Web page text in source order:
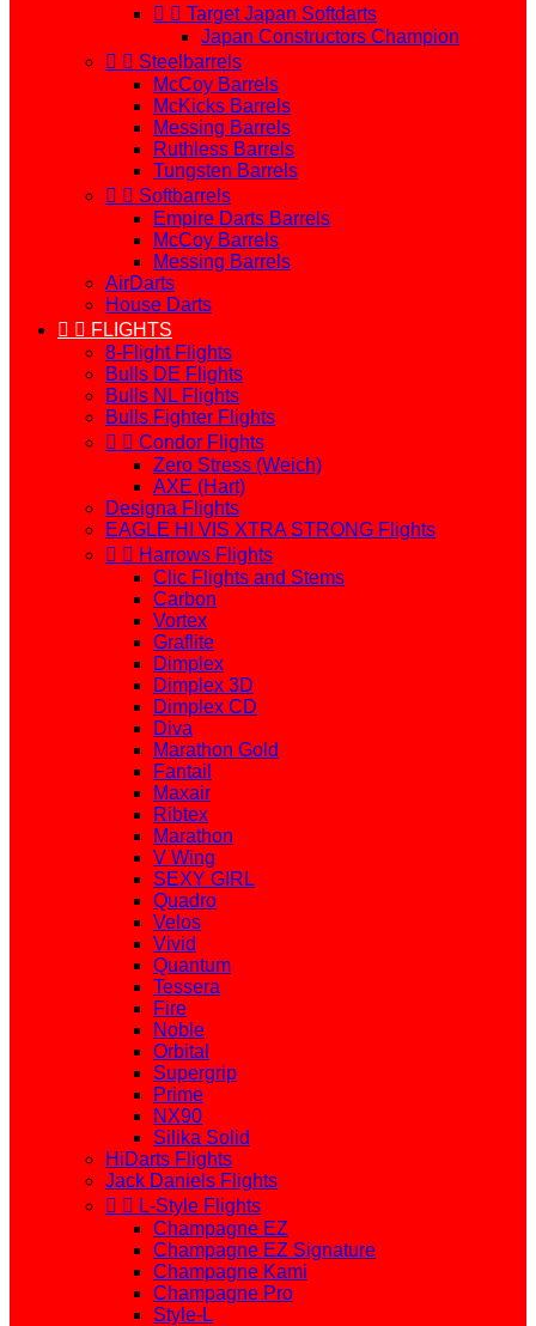
  Target Japan Softdarts
Japan Constructors Champion
  Steelbarrels
McCoy Barrels
McKicks Barrels
Messing Barrels
Ruthless Barrels
Tungsten Barrels
  Softbarrels
Empire Darts Barrels
McCoy Barrels
Messing Barrels
AirDarts
House Darts
  FLIGHTS
8-Flight Flights
Bulls DE Flights
Bulls NL Flights
Bulls Fighter Flights
  Condor Flights
Zero Stress (Weich)
AXE (Hart)
Designa Flights
EAGLE HI VIS XTRA STRONG Flights
  Harrows Flights
Clic Flights and Stems
Carbon
Vortex
Graflite
Dimplex
Dimplex 3D
Dimplex CD
Diva
Marathon Gold
Fantail
Maxair
Ribtex
Marathon
V Wing
SEXY GIRL
Quadro
Velos
Vivid
Quantum
Tessera
Fire
Noble
Orbital
Supergrip
Prime
NX90
Silika Solid
HiDarts Flights
Jack Daniels Flights
  L-Style Flights
Champagne EZ
Champagne EZ Signature
Champagne Kami
Champagne Pro
Style-L